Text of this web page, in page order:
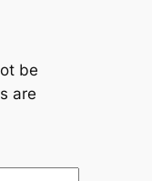
be
are